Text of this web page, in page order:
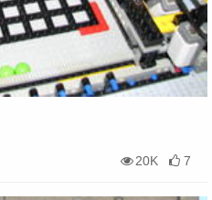
20K 7